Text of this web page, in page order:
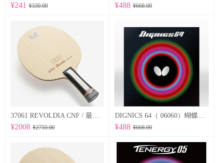
¥241 ¥330.00 ¥488 ¥668.00
¥2008 ¥2750.00 ¥488 ¥668.00